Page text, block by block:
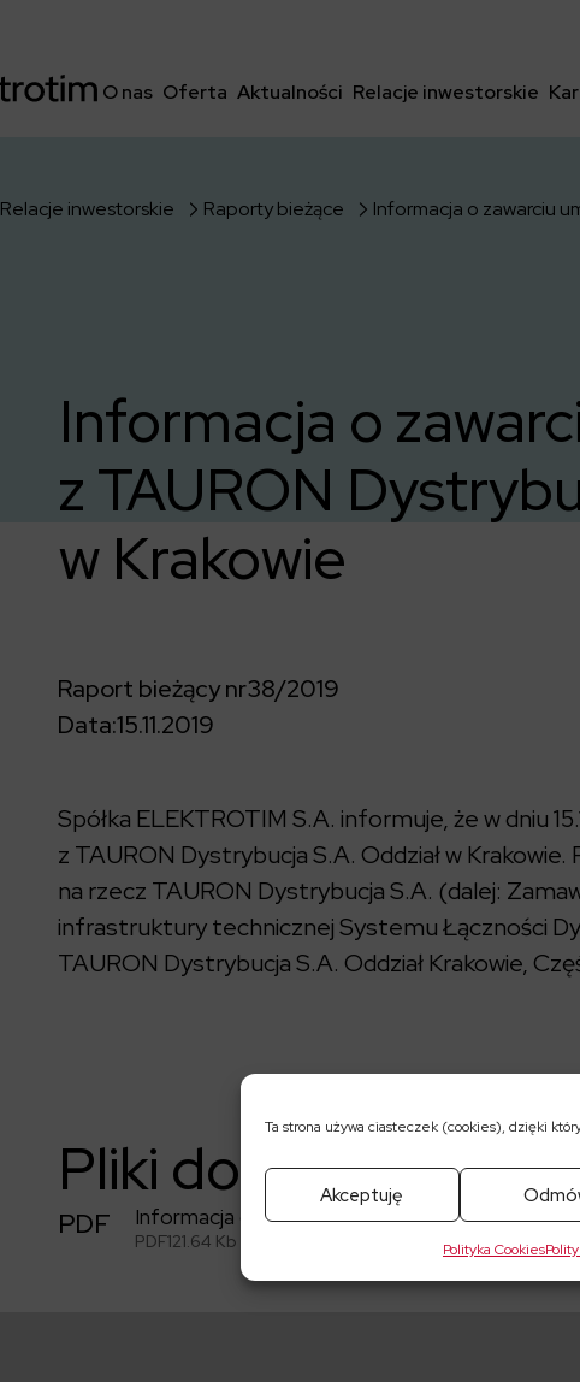
Ta strona używa ciasteczek (cookies), dzięki
Akceptuję
Polityka Cookies
O nas Oferta Aktualności Relacje inwestorskie
Relacje inwestorskie Raporty bieżące
Informacja o
z TAURON
w Krakowie
Raport bieżący nr38/2019
Data:15.11.2019
Spółka ELEKTROTIM S.A. informuje, że w dniu
z TAURON Dystrybucja S.A. Oddział w
na rzecz TAURON Dystrybucja S.A. (dalej:
infrastruktury technicznej Systemu Łączności
TAURON Dystrybucja S.A. Oddział Krakowie,
Pliki do pobrania
PDF Informacja o zawarciu umowy z TAURON
PDF121.64 Kb